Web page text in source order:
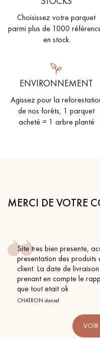
Choisissez votre parquet
parmi plus de 1000
en stock
ENVIRONNEMENT
Agissez pour la
de nos forêts, 1 parquet
acheté = 1 arbre planté
MERCI DE VOTRE
en boutique chaleureux,
detail avec souci de
ete respecte selon la
de notre vendeur pour
VOIR